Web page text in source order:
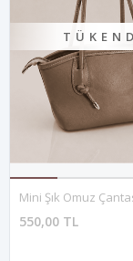
550,00 TL